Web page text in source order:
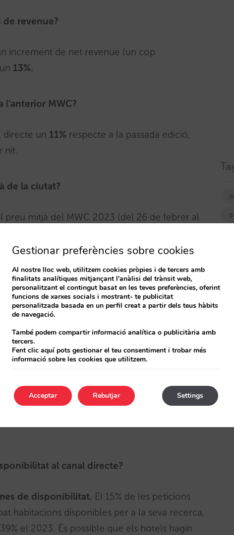
revenue?
increment de net revenue (un cop
13%.
MWC?
directe un 11% respecte a la passada edició,
nit.
de la ciutat?
preu mitjà del MWC 2023 (del 26 de febrer al
de la setmana posterior, l’increment és d’un
MWC del 23?
passant de les 2,8 nits de l’any 2023 a les 2,9
posterior al MWC 2023 va ser de 2,6 nits,
al canal directe?
de disponibilitat. El 15% de les peticions
habitacions disponibles per a la seva recerca,
el 2023. És possible que els hotels hagin
Gestionar preferències sobre cookies
Al nostre lloc web, utilitzem cookies pròpies i de tercers amb
finalitats analítiques mitjançant l'anàlisi del trànsit web,
personalitzant el contingut basat en les teves preferències, oferint
funcions de xarxes socials i mostrant- te publicitat
personalitzada basada en un perfil creat a partir dels teus hàbits
de navegació.
També podem compartir informació analítica o publicitària amb
tercers.
Fent clic aquí pots gestionar el teu consentiment i trobar més
informació sobre les cookies que utilitzem.
Acceptar Settings
Rebutjar